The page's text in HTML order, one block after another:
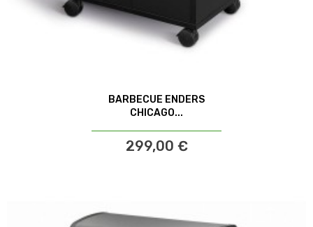
BARBECUE ENDERS
CHICAGO...
299,00 €